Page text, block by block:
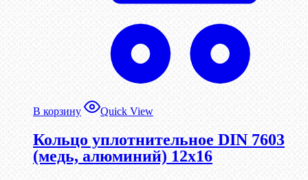
В корзину Quick View
Кольцо уплотнительное DIN 7603
(медь, алюминий) 12х16